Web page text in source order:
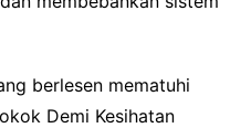
berlesen mematuhi
Demi Kesihatan